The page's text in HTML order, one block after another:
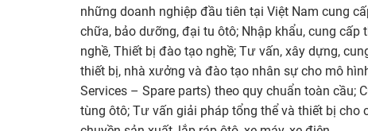
những doanh nghiệp đầu tiên tại Việt Nam cung
chữa, bảo dưỡng, đại tu ôtô; Nhập khẩu, cung cấp
nghề, Thiết bị đào tạo nghề; Tư vấn, xây dựng,
thiết bị, nhà xưởng và đào tạo nhân sự cho mô
Services – Spare parts) theo quy chuẩn toàn cầu;
tùng ôtô; Tư vấn giải pháp tổng thể và thiết bị cho